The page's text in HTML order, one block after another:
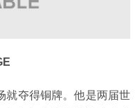
夺得铜牌。他是两届世